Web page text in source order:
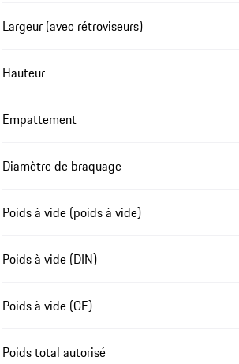
Largeur (avec rétroviseurs)
Hauteur
Empattement
Diamètre de braquage
Poids à vide (poids à vide)
Poids à vide (DIN)
Poids à vide (CE)
Poids total autorisé